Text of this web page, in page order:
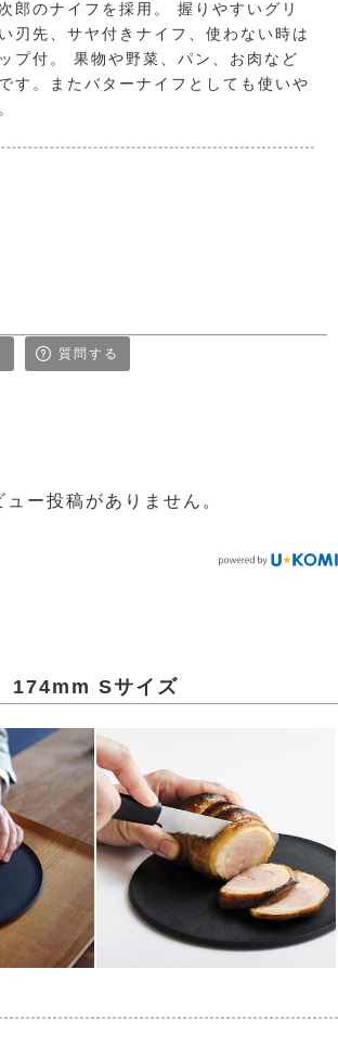
郎のナイフを採用。 握りやすいグリ
刃先、サヤ付きナイフ、使わない時は
プ付。 果物や野菜、パン、お肉など
す。またバターナイフとしても使いや
質問する
ュー投稿がありません。
174mm Sサイズ